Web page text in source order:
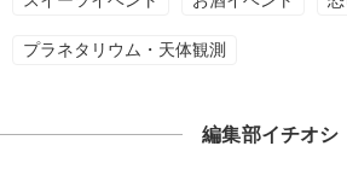
プラネタリウム・天体観測
編集部イチオシ